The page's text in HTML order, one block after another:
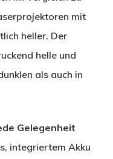
mit
heller. Der
helle und
als auch in
Gelegenheit
integriertem Akku